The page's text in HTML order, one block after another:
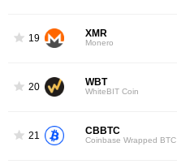
19 XMR
Monero
20 WBT
WhiteBIT Coin
21 CBBTC
Coinbase Wrapped BTC